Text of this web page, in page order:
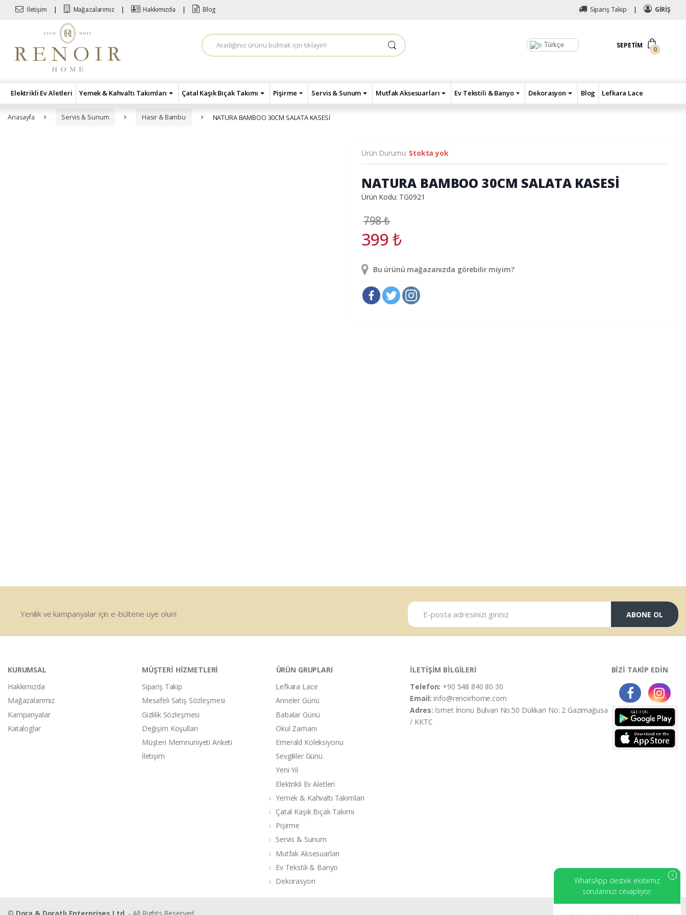
Skip to navigation
Skip to content
İletişim Mağazalarımız Hakkımızda Blog Sipariş Takip GİRİŞ
Türkçe
A
r
a
SEPETIM
0
Elektrikli Ev Aletleri Yemek & Kahvaltı Takımları Çatal Kaşık Bıçak Takımı Pişirme Servis & Sunum Mutfak Aksesuarları Ev Tekstili & Banyo Dekorasyon Blog Lefkara Lace
Anasayfa Servis & Sunum Hasır & Bambu NATURA BAMBOO 30CM SALATA KASESİ
Ürün Durumu: Stokta yok
NATURA BAMBOO 30CM SALATA KASESİ
Ürün Kodu: TG0921
798₺
399₺
Bu ürünü mağazanızda görebilir miyim?
Yenilik ve kampanyalar için e-bültene üye olun! ABONE OL
KURUMSAL
Hakkımızda
Mağazalarımız
Kampanyalar
Kataloglar
MÜŞTERİ HİZMETLERİ
Sipariş Takip
Mesafeli Satış Sözleşmesi
Gizlilik Sözleşmesi
Değişim Koşulları
Müşteri Memnuniyeti Anketi
İletişim
ÜRÜN GRUPLARI
Lefkara Lace
Anneler Günü
Babalar Günü
Okul Zamanı
Emerald Koleksiyonu
Sevgililer Günü
Yeni Yıl
Elektrikli Ev Aletleri
Yemek & Kahvaltı Takımları
Çatal Kaşık Bıçak Takımı
Pişirme
Servis & Sunum
Mutfak Aksesuarları
Ev Tekstili & Banyo
Dekorasyon
İLETİŞİM BİLGİLERİ
Telefon: +90 548 840 80 30
Email:info@renoirhome.com
Adres: İsmet İnonü Bulvarı No:50 Dükkan No: 2 Gazimağusa
/ KKTC
BİZİ TAKİP EDİN
X
WhatsApp destek ekibimiz
sorularınızı cevaplıyor.